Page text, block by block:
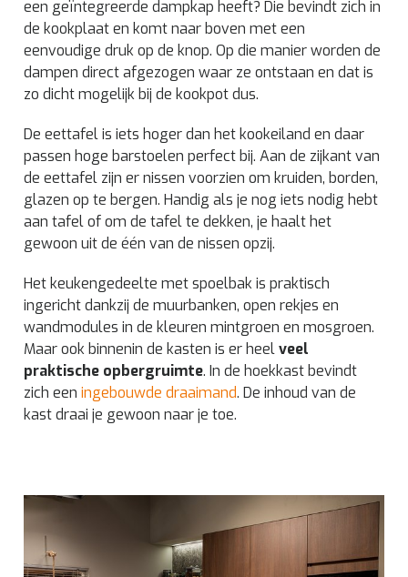
een geïntegreerde dampkap heeft? Die bevindt zich in
de kookplaat en komt naar boven met een
eenvoudige druk op de knop. Op die manier worden de
dampen direct afgezogen waar ze ontstaan en dat is
zo dicht mogelijk bij de kookpot dus.
De eettafel is iets hoger dan het kookeiland en daar
passen hoge barstoelen perfect bij. Aan de zijkant van
de eettafel zijn er nissen voorzien om kruiden, borden,
glazen op te bergen. Handig als je nog iets nodig hebt
aan tafel of om de tafel te dekken, je haalt het
gewoon uit de één van de nissen opzij.
Het keukengedeelte met spoelbak is praktisch
ingericht dankzij de muurbanken, open rekjes en
wandmodules in de kleuren mintgroen en mosgroen.
Maar ook binnenin de kasten is er heelveel
praktische opbergruimte. In de hoekkast bevindt
zich eeningebouwde draaimand. De inhoud van de
kast draai je gewoon naar je toe.